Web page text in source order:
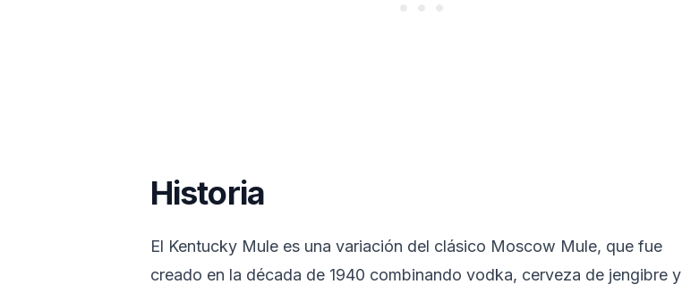
Historia
El Kentucky Mule es una variación del clásico Moscow Mule, que fue
creado en la década de 1940 combinando vodka, cerveza de jengibre y